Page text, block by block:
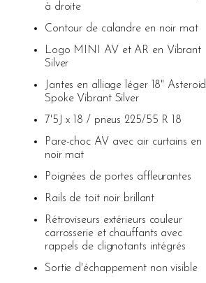
à droite
Contour de calandre en noir mat
Logo MINI AV et AR en Vibrant
Silver
Jantes en alliage léger 18" Asteroid
Spoke Vibrant Silver
7'5J x 18 / pneus 225/55 R 18
Pare-choc AV avec air curtains en
noir mat
Poignées de portes affleurantes
Rails de toit noir brillant
Rétroviseurs extérieurs couleur
carrosserie et chauffants avec
rappels de clignotants intégrés
Sortie d'échappement non visible